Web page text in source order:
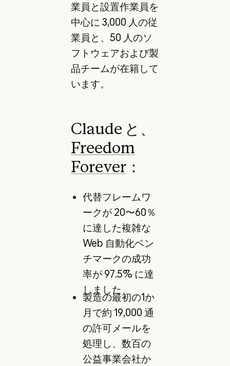
業員と設置作業員を
中心に 3,000 人の従
業員と、50 人のソ
フトウェアおよび製
品チームが在籍して
います。
Claude と、
Freedom
Forever：
代替フレームワ
ークが 20〜60％
に達した複雑な
Web 自動化ベン
チマークの成功
率が 97.5% に達
しました
製造の最初の1か
月で約 19,000 通
の許可メールを
処理し、数百の
公益事業会社か